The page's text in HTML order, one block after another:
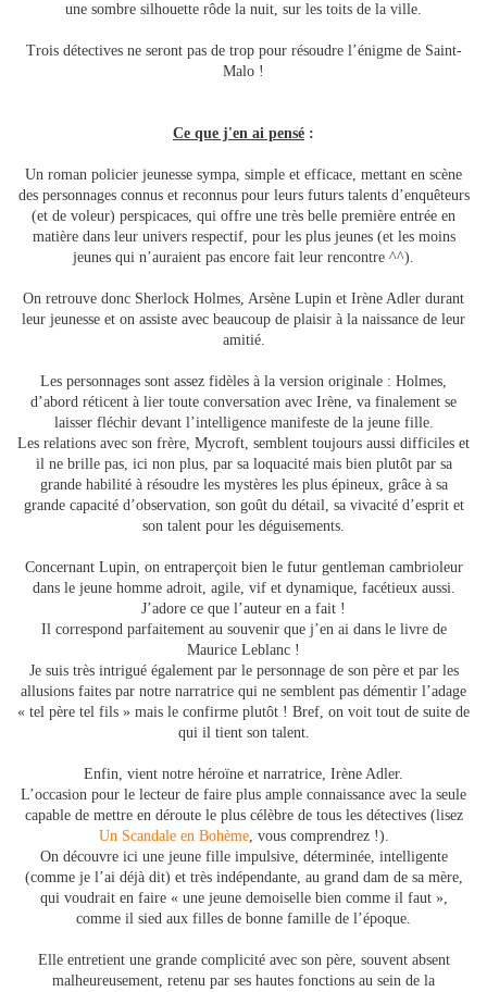
une sombre silhouette rôde la nuit, sur les toits de la ville.
Trois détectives ne seront pas de trop pour résoudre l’énigme de Saint-
Malo !
Ce que j'en ai pensé :
Un roman policier jeunesse sympa, simple et efficace, mettant en scène
des personnages connus et reconnus pour leurs futurs talents d’enquêteurs
(et de voleur) perspicaces, qui offre une très belle première entrée en
matière dans leur univers respectif, pour les plus jeunes (et les moins
jeunes qui n’auraient pas encore fait leur rencontre ^^).
On retrouve donc Sherlock Holmes, Arsène Lupin et Irène Adler durant
leur jeunesse et on assiste avec beaucoup de plaisir à la naissance de leur
amitié.
Les personnages sont assez fidèles à la version originale : Holmes,
d’abord réticent à lier toute conversation avec Irène, va finalement se
laisser fléchir devant l’intelligence manifeste de la jeune fille.
Les relations avec son frère, Mycroft, semblent toujours aussi difficiles et
il ne brille pas, ici non plus, par sa loquacité mais bien plutôt par sa
grande habilité à résoudre les mystères les plus épineux, grâce à sa
grande capacité d’observation, son goût du détail, sa vivacité d’esprit et
son talent pour les déguisements.
Concernant Lupin, on entraperçoit bien le futur gentleman cambrioleur
dans le jeune homme adroit, agile, vif et dynamique, facétieux aussi.
J’adore ce que l’auteur en a fait !
Il correspond parfaitement au souvenir que j’en ai dans le livre de
Maurice Leblanc !
Je suis très intrigué également par le personnage de son père et par les
allusions faites par notre narratrice qui ne semblent pas démentir l’adage
« tel père tel fils » mais le confirme plutôt ! Bref, on voit tout de suite de
qui il tient son talent.
Enfin, vient notre héroïne et narratrice, Irène Adler.
L’occasion pour le lecteur de faire plus ample connaissance avec la seule
capable de mettre en déroute le plus célèbre de tous les détectives (lisez
Un Scandale en Bohème, vous comprendrez !).
On découvre ici une jeune fille impulsive, déterminée, intelligente
(comme je l’ai déjà dit) et très indépendante, au grand dam de sa mère,
qui voudrait en faire « une jeune demoiselle bien comme il faut »,
comme il sied aux filles de bonne famille de l’époque.
Elle entretient une grande complicité avec son père, souvent absent
malheureusement, retenu par ses hautes fonctions au sein de la